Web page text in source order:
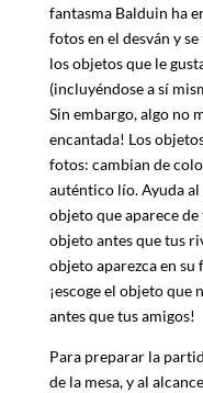
fantasma Balduin ha
fotos en el desván y
los objetos que le
(incluyéndose a sí
Sin embargo, algo no
encantada! Los
fotos: cambian de
auténtico lío. Ayuda
objeto que aparece
objeto antes que tus
objeto aparezca en su
¡escoge el objeto que
antes que tus amigos!
Para preparar la
de la mesa, y al